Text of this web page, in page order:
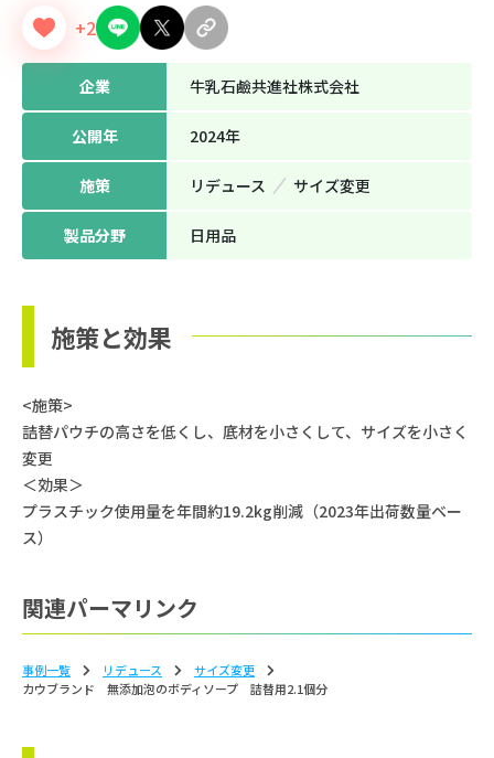
+2
企業 牛乳石鹼共進社株式会社
公開年 2024年
施策 リデュース サイズ変更
製品分野 日用品
施策と効果
<施策>
詰替パウチの高さを低くし、底材を小さくして、サイズを小さく
変更
＜効果＞
プラスチック使用量を年間約19.2kg削減（2023年出荷数量ベー
ス）
関連パーマリンク
事例一覧 リデュース
サイズ変更
カウブランド 無添加泡のボディソープ 詰替用2.1個分